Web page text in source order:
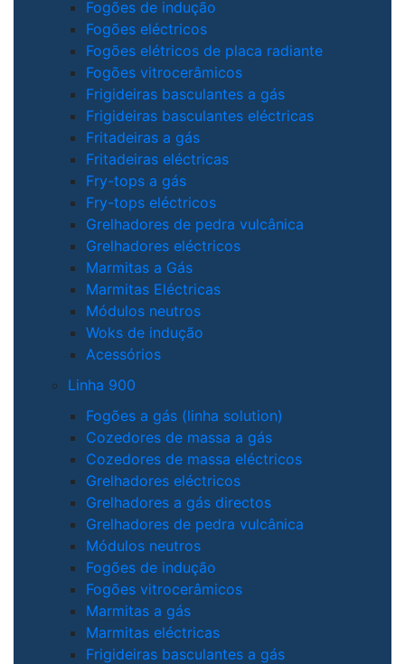
Fogões de indução
Fogões eléctricos
Fogões elétricos de placa radiante
Fogões vitrocerâmicos
Frigideiras basculantes a gás
Frigideiras basculantes eléctricas
Fritadeiras a gás
Fritadeiras eléctricas
Fry-tops a gás
Fry-tops eléctricos
Grelhadores de pedra vulcânica
Grelhadores eléctricos
Marmitas a Gás
Marmitas Eléctricas
Módulos neutros
Woks de indução
Acessórios
Linha 900
Fogões a gás (linha solution)
Cozedores de massa a gás
Cozedores de massa eléctricos
Grelhadores eléctricos
Grelhadores a gás directos
Grelhadores de pedra vulcânica
Módulos neutros
Fogões de indução
Fogões vitrocerâmicos
Marmitas a gás
Marmitas eléctricas
Frigideiras basculantes a gás